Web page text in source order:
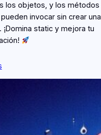
los objetos, y los métodos
invocar sin crear una
¡Domina static y mejora tu